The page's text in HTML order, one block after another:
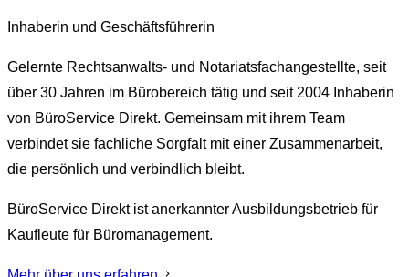
Inhaberin und Geschäftsführerin
Gelernte Rechtsanwalts- und Notariatsfachangestellte, seit
über 30 Jahren im Bürobereich tätig und seit 2004 Inhaberin
von BüroService Direkt. Gemeinsam mit ihrem Team
verbindet sie fachliche Sorgfalt mit einer Zusammenarbeit,
die persönlich und verbindlich bleibt.
BüroService Direkt ist anerkannter Ausbildungsbetrieb für
Kaufleute für Büromanagement.